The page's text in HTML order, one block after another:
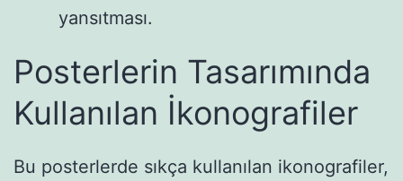
yansıtması.
Posterlerin Tasarımında
Kullanılan İkonografiler
Bu posterlerde sıkça kullanılan ikonografiler,